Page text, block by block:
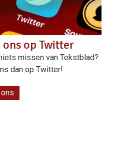
ons op Twitter
missen van Tekstblad?
dan op Twitter!